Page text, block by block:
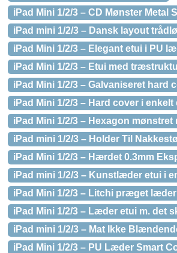
iPad Mini 1/2/3 – CD Mønster
iPad mini 1/2/3 – Dansk layout
iPad Mini 1/2/3 – Elegant etui i PU
iPad Mini 1/2/3 – Etui med
iPad Mini 1/2/3 – Galvaniseret
iPad Mini 1/2/3 – Hard cover i
iPad Mini 1/2/3 – Hexagon
iPad mini 1/2/3 – Holder Til
iPad Mini 1/2/3 – Hærdet 0.3mm
iPad mini 1/2/3 – Kunstlæder etui i
iPad Mini 1/2/3 – Litchi præget
iPad Mini 1/2/3 – Læder etui m. det
iPad mini 1/2/3 – Mat Ikke
iPad Mini 1/2/3 – PU Læder Smart